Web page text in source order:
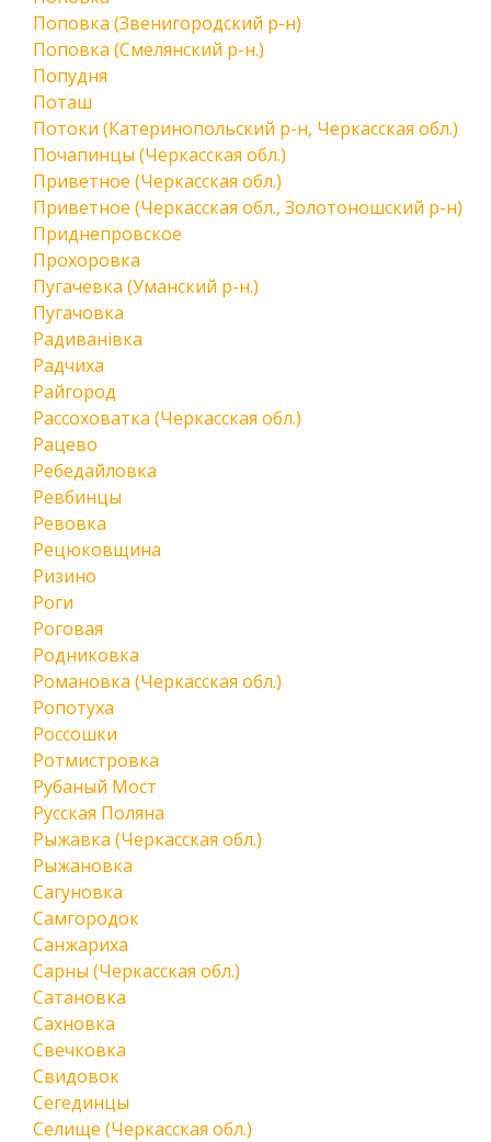
Поповка (Звенигородский р-н)
Поповка (Смелянский р-н.)
Попудня
Поташ
Потоки (Катеринопольский р-н, Черкасская обл.)
Почапинцы (Черкасская обл.)
Приветное (Черкасская обл.)
Приветное (Черкасская обл., Золотоношский р-н)
Приднепровское
Прохоровка
Пугачевка (Уманский р-н.)
Пугачовка
Радиванівка
Радчиха
Райгород
Рассоховатка (Черкасская обл.)
Рацево
Ребедайловка
Ревбинцы
Ревовка
Рецюковщина
Ризино
Роги
Роговая
Родниковка
Романовка (Черкасская обл.)
Ропотуха
Россошки
Ротмистровка
Рубаный Мост
Русская Поляна
Рыжавка (Черкасская обл.)
Рыжановка
Сагуновка
Самгородок
Санжариха
Сарны (Черкасская обл.)
Сатановка
Сахновка
Свечковка
Свидовок
Сегединцы
Селище (Черкасская обл.)